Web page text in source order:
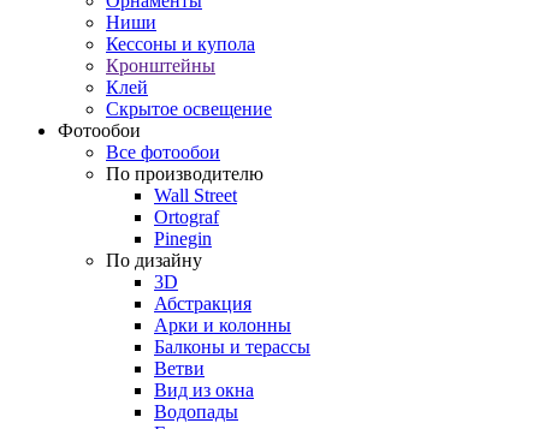
Ниши
Кессоны и купола
Кронштейны
Клей
Скрытое освещение
Фотообои
Все фотообои
По производителю
Wall Street
Ortograf
Pinegin
По дизайну
3D
Абстракция
Арки и колонны
Балконы и терассы
Ветви
Вид из окна
Водопады